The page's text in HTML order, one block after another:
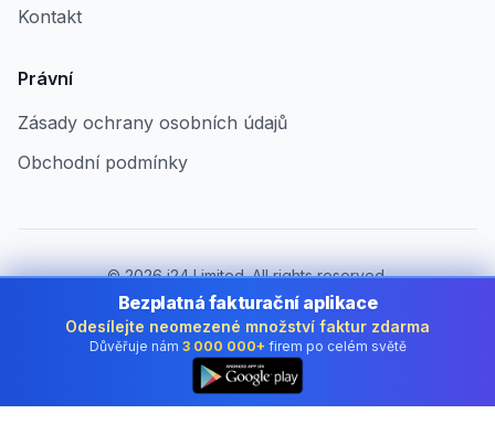
Kontakt
Právní
Zásady ochrany osobních údajů
Obchodní podmínky
©2026i24 Limited. All rights reserved.
Pro firmy v Czech Republic
Změnit zemi:
Czech Republic
Bezplatná fakturační aplikace
Odesílejte neomezené množství faktur zdarma
Důvěřuje nám 3 000 000+ firem po celém světě